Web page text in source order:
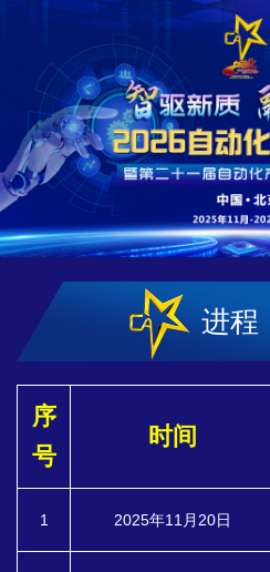
进程
序
号
时间
1 2025年11月20日